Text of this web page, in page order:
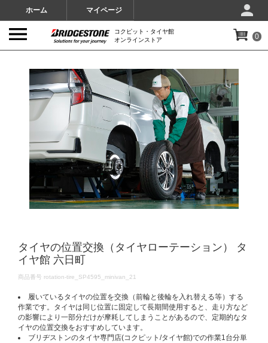
ホーム マイページ
コクピット・タイヤ館
オンラインストア
0
タイヤの位置交換（タイヤローテーション） タ
イヤ館 六日町
DETAILS
商品番号 rotation-tire_SP4595_minivan_21
履いているタイヤの位置を交換（前輪と後輪を入れ替える等）する
作業です。タイヤは同じ位置に固定して長期間使用すると、走り方など
の影響により一部分だけが摩耗してしまうことがあるので、定期的なタ
イヤの位置交換をおすすめしています。
ブリヂストンのタイヤ専門店(コクピット/タイヤ館)での作業1台分単